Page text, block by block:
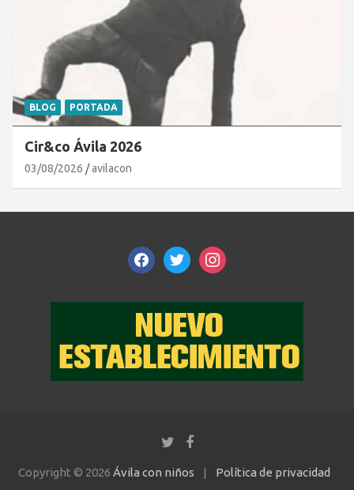
BLOG PORTADA
Cir&co Ávila 2026
03/08/2026 avilacon
facebooktwitterinstagram
Copyright © 2026 Ávila con niños Política de privacidad